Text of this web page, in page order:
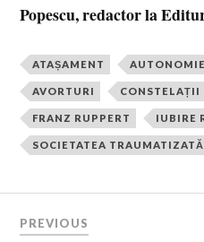
Popescu, redactor la
ATAȘAMENT
AVORTURI CONSTELAȚII
FRANZ RUPPERT IUBIRE
SOCIETATEA TRAUMATIZATĂ
PREVIOUS